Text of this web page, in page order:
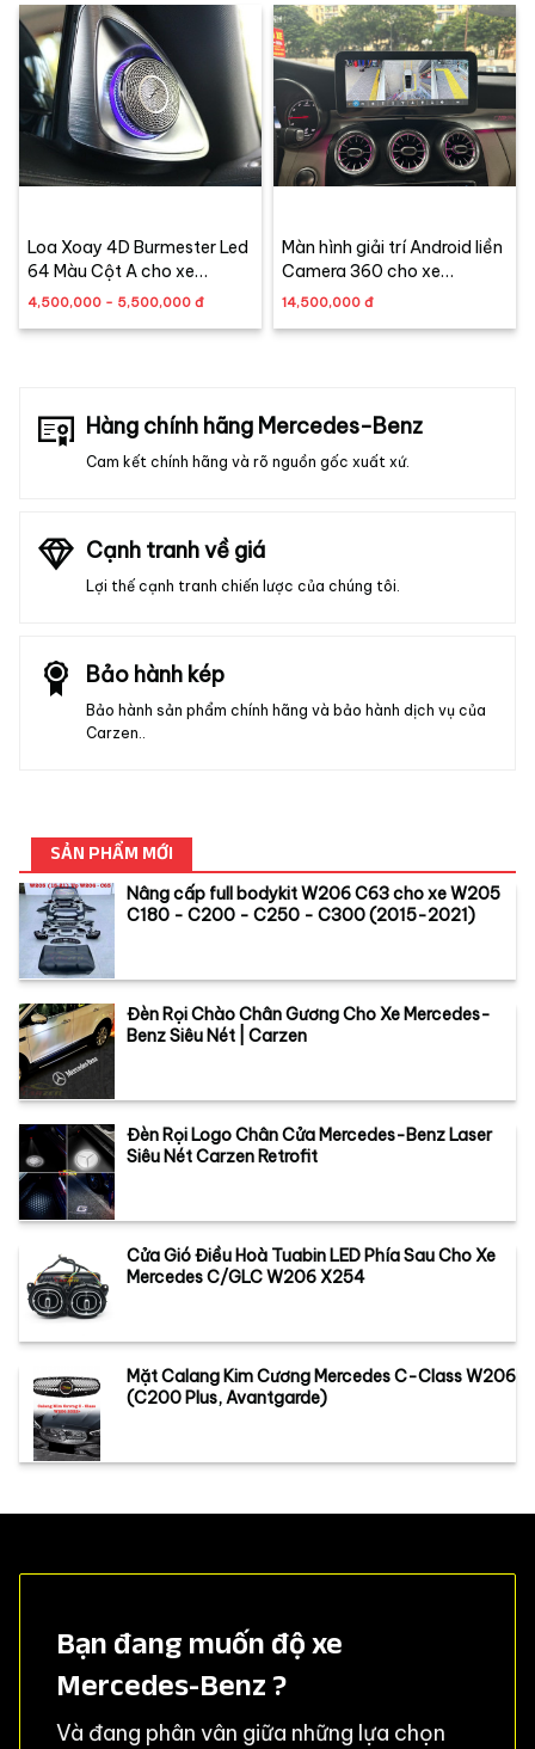
Loa Xoay 4D Burmester Led
64 Màu Cột A cho xe
Mercedes - Benz C-Class,
4,500,000 - 5,500,000 đ
Màn hình giải trí Android liền
Camera 360 cho xe
Mercedes C/GLC Class
14,500,000 đ
Hàng chính hãng Mercedes-Benz
Cam kết chính hãng và rõ nguồn gốc xuất xứ.
Cạnh tranh về giá
Lợi thế cạnh tranh chiến lược của chúng tôi.
Bảo hành kép
Bảo hành sản phẩm chính hãng và bảo hành dịch vụ của
Carzen..
SẢN PHẨM MỚI
Nâng cấp full bodykit W206 C63 cho xe W205
C180 - C200 - C250 - C300 (2015-2021)
Đèn Rọi Chào Chân Gương Cho Xe Mercedes-
Benz Siêu Nét | Carzen
Đèn Rọi Logo Chân Cửa Mercedes-Benz Laser
Siêu Nét Carzen Retrofit
Cửa Gió Điều Hoà Tuabin LED Phía Sau Cho Xe
Mercedes C/GLC W206 X254
Mặt Calang Kim Cương Mercedes C-Class W206
(C200 Plus, Avantgarde)
Bạn đang muốn độ xe
Mercedes-Benz ?
Và đang phân vân giữa những lựa chọn